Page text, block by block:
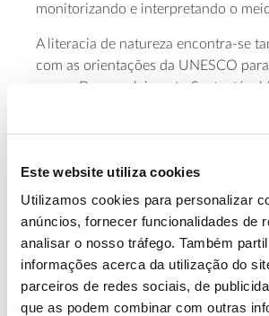
Este website utiliza cookies
Utilizamos cookies para personalizar
anúncios, fornecer funcionalidades de
analisar o nosso tráfego. Também
informações acerca da utilização do
parceiros de redes sociais, de
que as podem combinar com outras
monitorizando e interpretando o
A literacia de natureza encontra-se
com as orientações da UNESCO
para o Desenvolvimento Sustentável
reforça a importância da abordagem
processo educativo.
Uma educação
Este novo paradigma é, portanto,
repensarmos a forma como